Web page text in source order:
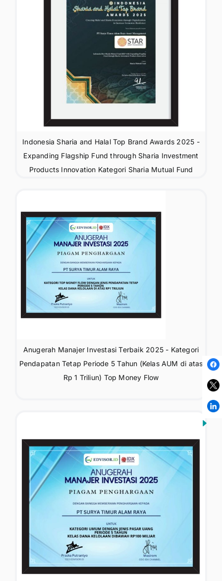
Indonesia Sharia and Halal Top Brand Awards 2025 -
Expanding Flagship Fund through Sharia Investment
Products Innovation Kategori Sharia Mutual Fund
Anugerah Manajer Investasi Terbaik 2025 - Kategori
Pendapatan Tetap Periode 5 Tahun (Kelas AUM di atas
Rp 1 Triliun) Top Money Flow